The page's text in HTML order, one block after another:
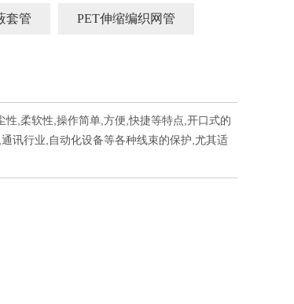
套管 PET伸缩编织网管
,柔软性,操作简单,方便,快捷等特点,开口式的
讯行业,自动化设备等各种线束的保护,尤其适